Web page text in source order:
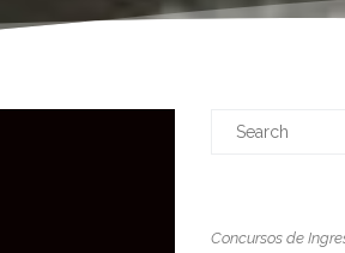
Concursos de